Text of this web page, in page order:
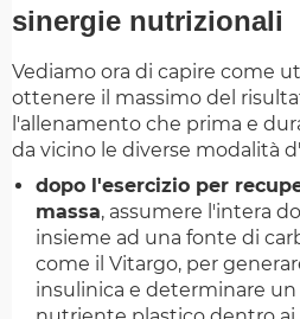
sinergie nutrizionali
Vediamo ora di capire come
ottenere il massimo del
l'allenamento che prima e
da vicino le diverse modalità
dopo l'esercizio per
massa, assumere l'intera
insieme ad una fonte di
come il Vitargo, per
insulinica e determinare un